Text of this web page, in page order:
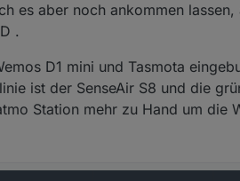
es aber noch ankommen
.
D1 mini und Tasmota
ist der SenseAir S8 und die
Station mehr zu Hand um die